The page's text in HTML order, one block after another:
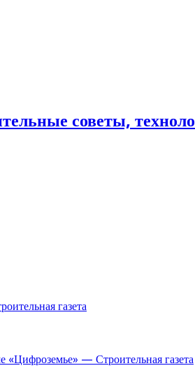
советы,
газета
«Цифроземье» — Строительная газета